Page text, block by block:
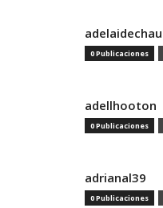
adelaidechau
0 Publicaciones
adellhooton
0 Publicaciones
adrianal39
0 Publicaciones